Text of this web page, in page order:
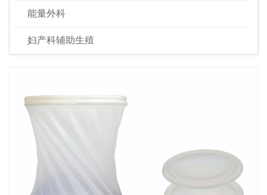
能量外科
妇产科辅助生殖